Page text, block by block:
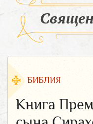
БИБЛИЯ
Книга